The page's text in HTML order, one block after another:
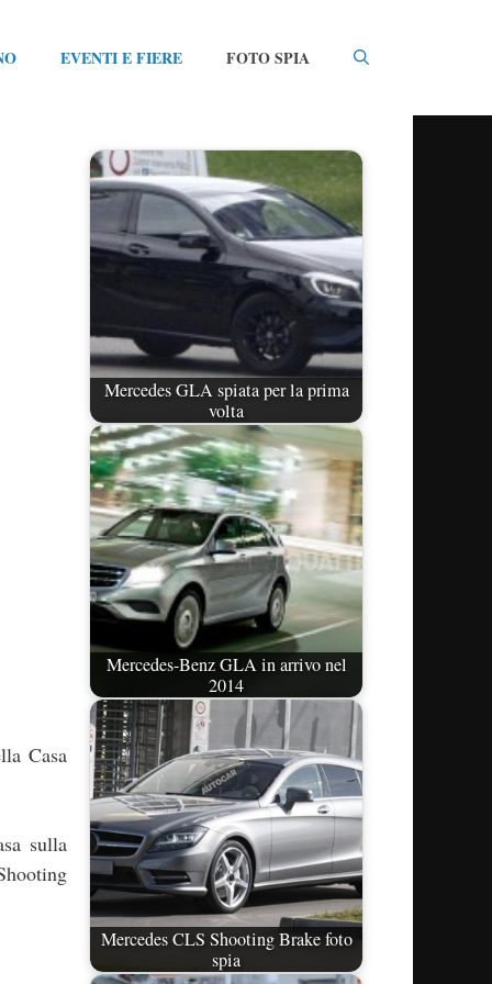
EVENTI E FIERE FOTO SPIA
Casa
sulla
Mercedes GLA spiata per la prima
volta
Mercedes-Benz GLA in arrivo nel
2014
Mercedes CLS Shooting Brake foto
spia